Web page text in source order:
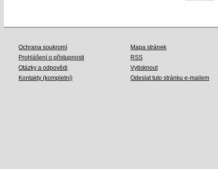
Ochrana soukromí
Prohlášení o přístupnosti
Otázky a odpovědi
Kontakty (kompletní)
Mapa stránek
RSS
Vytisknout
Odeslat tuto stránku e-mailem